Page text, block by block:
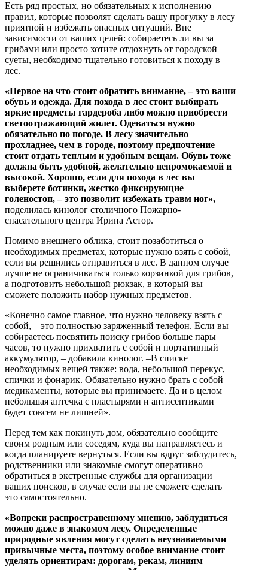
Есть ряд простых, но обязательных к исполнению
правил, которые позволят сделать вашу прогулку в лесу
приятной и избежать опасных ситуаций. Вне
зависимости от ваших целей: собираетесь ли вы за
грибами или просто хотите отдохнуть от городской
суеты, необходимо тщательно готовиться к походу в
лес.
«Первое на что стоит обратить внимание, – это ваши
обувь и одежда. Для похода в лес стоит выбирать
яркие предметы гардероба либо можно приобрести
светоотражающий жилет. Одеваться нужно
обязательно по погоде. В лесу значительно
прохладнее, чем в городе, поэтому предпочтение
стоит отдать теплым и удобным вещам. Обувь тоже
должна быть удобной, желательно непромокаемой и
высокой. Хорошо, если для похода в лес вы
выберете ботинки, жестко фиксирующие
голеностоп, – это позволит избежать травм ног», –
поделилась кинолог столичного Пожарно-
спасательного центра Ирина Астор.
Помимо внешнего облика, стоит позаботиться о
необходимых предметах, которые нужно взять с собой,
если вы решились отправиться в лес. В данном случае
лучше не ограничиваться только корзинкой для грибов,
а подготовить небольшой рюкзак, в который вы
сможете положить набор нужных предметов.
«Конечно самое главное, что нужно человеку взять с
собой, – это полностью заряженный телефон. Если вы
собираетесь посвятить поиску грибов больше пары
часов, то нужно прихватить с собой и портативный
аккумулятор, – добавила кинолог. –В списке
необходимых вещей также: вода, небольшой перекус,
спички и фонарик. Обязательно нужно брать с собой
медикаменты, которые вы принимаете. Да и в целом
небольшая аптечка с пластырями и антисептиками
будет совсем не лишней».
Перед тем как покинуть дом, обязательно сообщите
своим родным или соседям, куда вы направляетесь и
когда планируете вернуться. Если вы вдруг заблудитесь,
родственники или знакомые смогут оперативно
обратиться в экстренные службы для организации
ваших поисков, в случае если вы не сможете сделать
это самостоятельно.
«Вопреки распространенному мнению, заблудиться
можно даже в знакомом лесу. Определенные
природные явления могут сделать неузнаваемыми
привычные места, поэтому особое внимание стоит
уделять ориентирам: дорогам, рекам, линиям